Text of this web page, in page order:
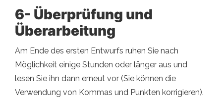
6- Überprüfung und
Überarbeitung
Am Ende des ersten Entwurfs ruhen Sie nach
Möglichkeit einige Stunden oder länger aus und
lesen Sie ihn dann erneut vor (Sie können die
Verwendung von Kommas und Punkten korrigieren).